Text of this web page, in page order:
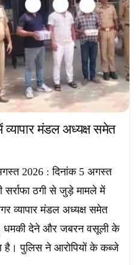
व्यापार मंडल अध्यक्ष समेत
2026 : दिनांक 5 अगस्त
सर्राफा ठगी से जुड़े मामले में
व्यापार मंडल अध्यक्ष समेत
धमकी देने और जबरन वसूली के
है। पुलिस ने आरोपियों के कब्जे